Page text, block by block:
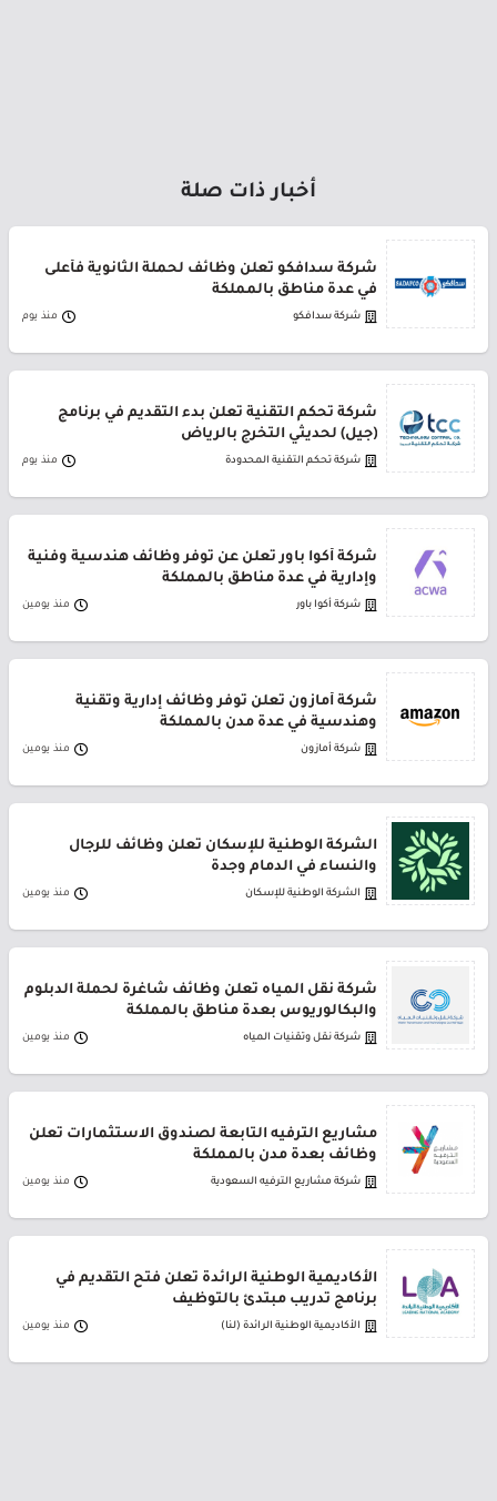
أخبار ذات صلة
شركة سدافكو تعلن وظائف لحملة الثانوية فأعلى
في عدة مناطق بالمملكة
شركة سدافكو منذ يوم
شركة تحكم التقنية تعلن بدء التقديم في برنامج
(جيل) لحديثي التخرج بالرياض
شركة تحكم التقنية المحدودة منذ يوم
شركة أكوا باور تعلن عن توفر وظائف هندسية وفنية
وإدارية في عدة مناطق بالمملكة
شركة أكوا باور منذ يومين
شركة أمازون تعلن توفر وظائف إدارية وتقنية
وهندسية في عدة مدن بالمملكة
شركة أمازون منذ يومين
الشركة الوطنية للإسكان تعلن وظائف للرجال
والنساء في الدمام وجدة
الشركة الوطنية للإسكان منذ يومين
شركة نقل المياه تعلن وظائف شاغرة لحملة الدبلوم
والبكالوريوس بعدة مناطق بالمملكة
شركة نقل وتقنيات المياه منذ يومين
مشاريع الترفيه التابعة لصندوق الاستثمارات تعلن
وظائف بعدة مدن بالمملكة
شركة مشاريع الترفيه السعودية منذ يومين
الأكاديمية الوطنية الرائدة تعلن فتح التقديم في
برنامج تدريب مبتدئ بالتوظيف
الأكاديمية الوطنية الرائدة (لنا) منذ يومين